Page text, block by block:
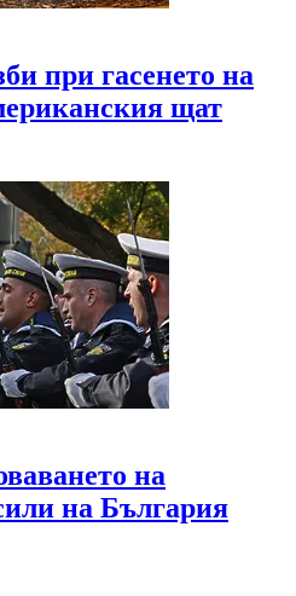
при гасенето на
щат
на
на България